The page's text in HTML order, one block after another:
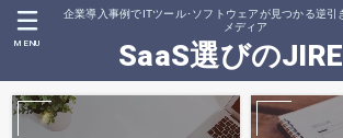
企業導入事例でITツール･ソフトウェアが見つかる逆引
メディア
SaaS選びの
MENU